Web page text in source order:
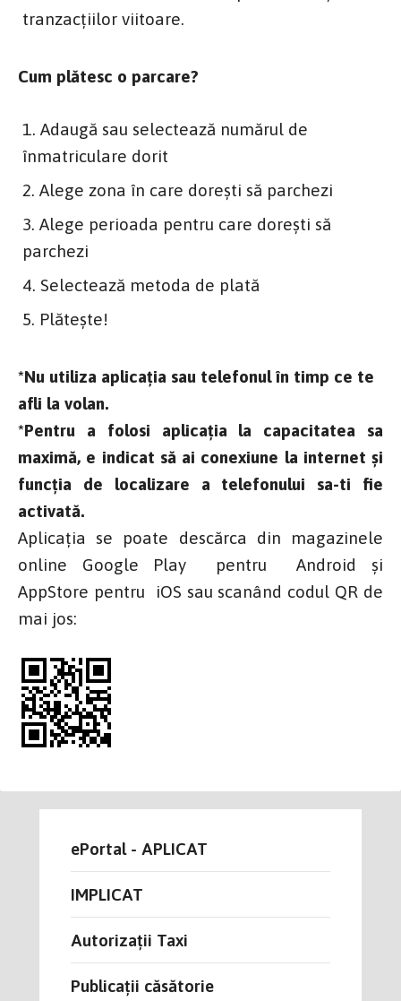
tranzacțiilor viitoare.
Cum plătesc o parcare?
Adaugă sau selectează numărul de
înmatriculare dorit
Alege zona în care dorești să parchezi
Alege perioada pentru care dorești să
parchezi
Selectează metoda de plată
Plătește!
*Nu utiliza aplicația sau telefonul în timp ce te
afli la volan.
*Pentru a folosi aplicația la capacitatea sa
maximă, e indicat să ai conexiune la internet și
funcția de localizare a telefonului sa-ti fie
activată.
Aplicația se poate descărca din magazinele
online Google Play pentru Android și
AppStore pentru iOS sau scanând codul QR de
mai jos:
ePortal - APLICAT
IMPLICAT
Autorizații Taxi
Publicații căsătorie